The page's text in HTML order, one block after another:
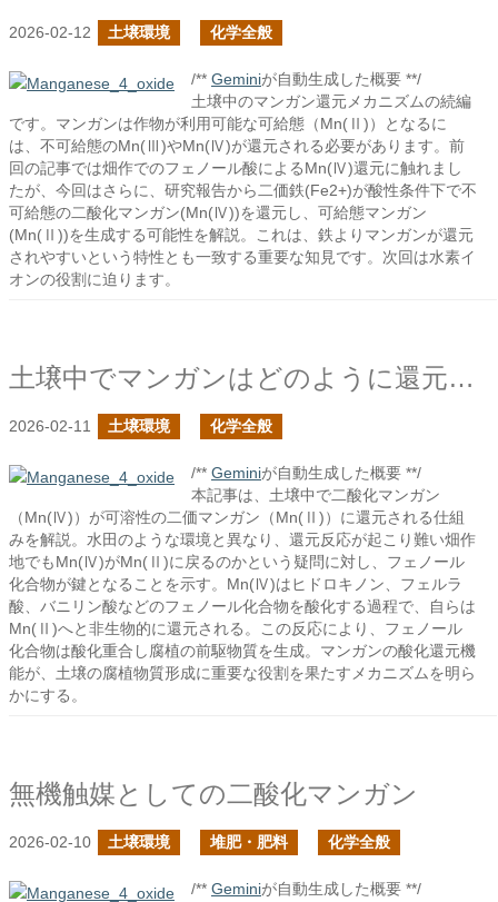
2026-02-12 土壌環境 化学全般
/** Geminiが自動生成した概要 **/
土壌中のマンガン還元メカニズムの続編
です。マンガンは作物が利用可能な可給態（Mn(Ⅱ)）となるに
は、不可給態のMn(Ⅲ)やMn(Ⅳ)が還元される必要があります。前
回の記事では畑作でのフェノール酸によるMn(Ⅳ)還元に触れまし
たが、今回はさらに、研究報告から二価鉄(Fe2+)が酸性条件下で不
可給態の二酸化マンガン(Mn(Ⅳ))を還元し、可給態マンガン
(Mn(Ⅱ))を生成する可能性を解説。これは、鉄よりマンガンが還元
されやすいという特性とも一致する重要な知見です。次回は水素イ
オンの役割に迫ります。
土壌中でマンガンはどのように還元されるか？
2026-02-11 土壌環境 化学全般
/** Geminiが自動生成した概要 **/
本記事は、土壌中で二酸化マンガン
（Mn(Ⅳ)）が可溶性の二価マンガン（Mn(Ⅱ)）に還元される仕組
みを解説。水田のような環境と異なり、還元反応が起こり難い畑作
地でもMn(Ⅳ)がMn(Ⅱ)に戻るのかという疑問に対し、フェノール
化合物が鍵となることを示す。Mn(Ⅳ)はヒドロキノン、フェルラ
酸、バニリン酸などのフェノール化合物を酸化する過程で、自らは
Mn(Ⅱ)へと非生物的に還元される。この反応により、フェノール
化合物は酸化重合し腐植の前駆物質を生成。マンガンの酸化還元機
能が、土壌の腐植物質形成に重要な役割を果たすメカニズムを明ら
かにする。
無機触媒としての二酸化マンガン
2026-02-10 土壌環境 堆肥・肥料 化学全般
/** Geminiが自動生成した概要 **/